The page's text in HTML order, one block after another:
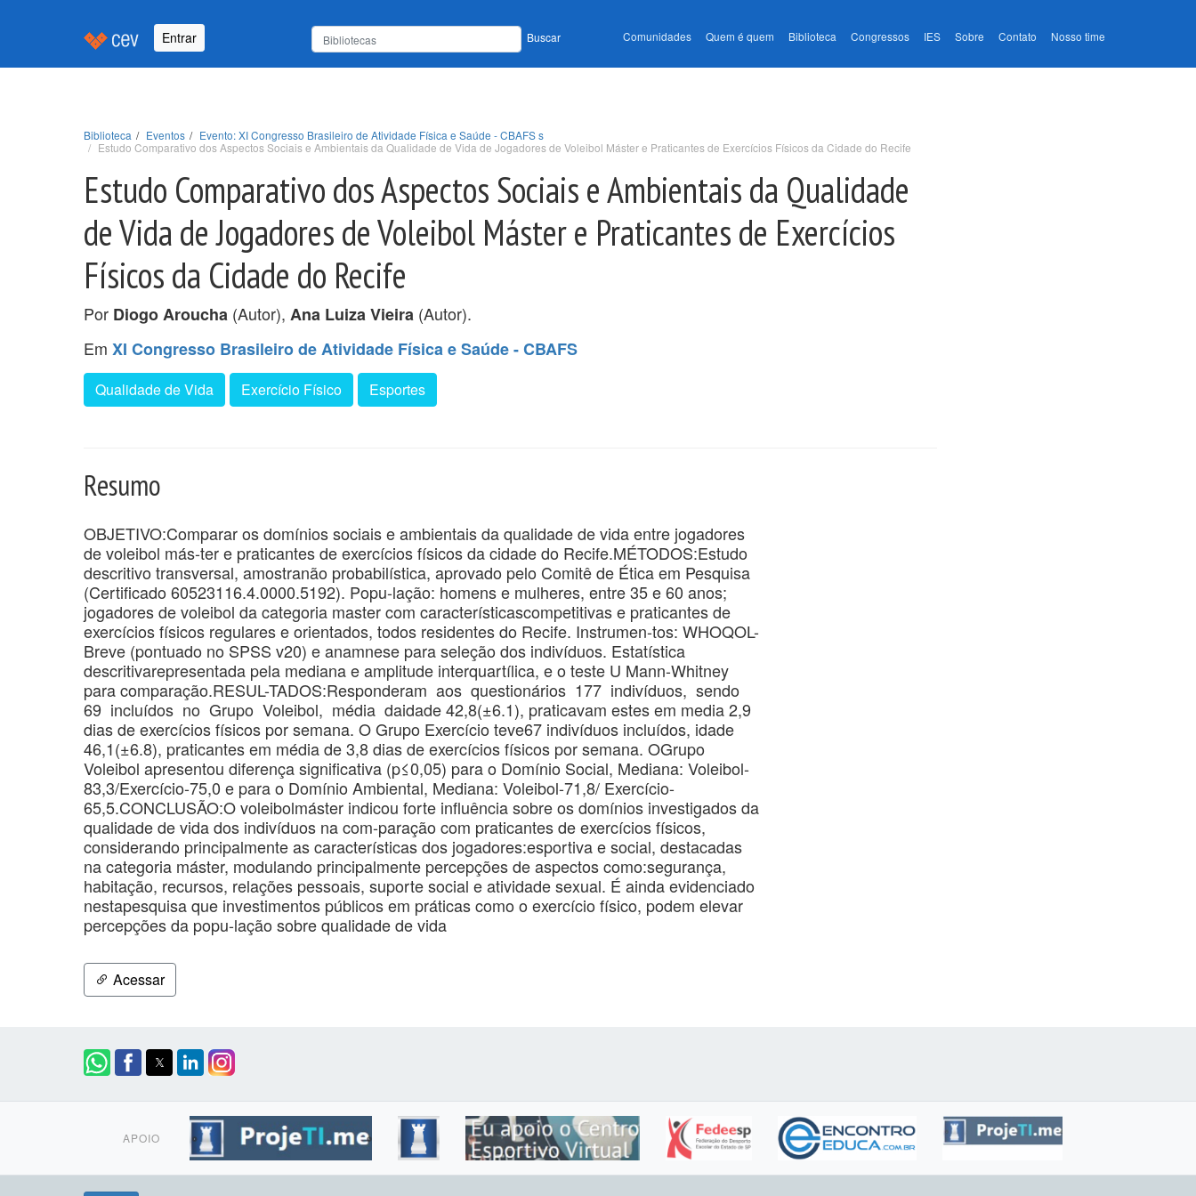
Entrar Buscar Comunidades Quem é quem Biblioteca Congressos IES Sobre Contato Nosso time
Biblioteca Eventos
Evento: XI Congresso Brasileiro de Atividade Física e Saúde - CBAFS s
Estudo Comparativo dos Aspectos Sociais e Ambientais da Qualidade de Vida de Jogadores de Voleibol Máster e Praticantes de Exercícios Físicos da Cidade do Recife
Estudo Comparativo dos Aspectos Sociais e Ambientais da Qualidade
de Vida de Jogadores de Voleibol Máster e Praticantes de Exercícios
Físicos da Cidade do Recife
Por Diogo Aroucha (Autor), Ana Luiza Vieira (Autor).
Em XI Congresso Brasileiro de Atividade Física e Saúde - CBAFS
Qualidade de Vida Exercício Físico Esportes
Resumo
OBJETIVO:Comparar os domínios sociais e ambientais da qualidade de vida entre jogadores
de voleibol más-ter e praticantes de exercícios físicos da cidade do Recife.MÉTODOS:Estudo
descritivo transversal, amostranão probabilística, aprovado pelo Comitê de Ética em Pesquisa
(Certificado 60523116.4.0000.5192). Popu-lação: homens e mulheres, entre 35 e 60 anos;
jogadores de voleibol da categoria master com característicascompetitivas e praticantes de
exercícios físicos regulares e orientados, todos residentes do Recife. Instrumen-tos: WHOQOL-
Breve (pontuado no SPSS v20) e anamnese para seleção dos indivíduos. Estatística
descritivarepresentada pela mediana e amplitude interquartílica, e o teste U Mann-Whitney
para comparação.RESUL-TADOS:Responderam aos questionários 177 indivíduos, sendo
69 incluídos no Grupo Voleibol, média daidade 42,8(±6.1), praticavam estes em media 2,9
dias de exercícios físicos por semana. O Grupo Exercício teve67 indivíduos incluídos, idade
46,1(±6.8), praticantes em média de 3,8 dias de exercícios físicos por semana. OGrupo
Voleibol apresentou diferença significativa (p≤0,05) para o Domínio Social, Mediana: Voleibol-
83,3/Exercício-75,0 e para o Domínio Ambiental, Mediana: Voleibol-71,8/ Exercício-
65,5.CONCLUSÃO:O voleibolmáster indicou forte influência sobre os domínios investigados da
qualidade de vida dos indivíduos na com-paração com praticantes de exercícios físicos,
considerando principalmente as características dos jogadores:esportiva e social, destacadas
na categoria máster, modulando principalmente percepções de aspectos como:segurança,
habitação, recursos, relações pessoais, suporte social e atividade sexual. É ainda evidenciado
nestapesquisa que investimentos públicos em práticas como o exercício físico, podem elevar
percepções da popu-lação sobre qualidade de vida
Acessar
APOIO